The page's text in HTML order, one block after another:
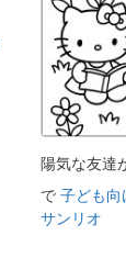
陽気な友達
で 子ども向
サンリオ